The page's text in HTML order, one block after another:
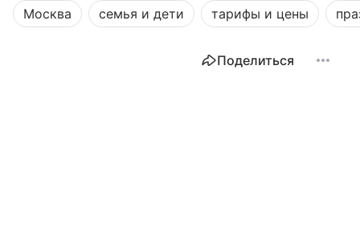
Москва семья и дети тарифы и цены
Поделиться